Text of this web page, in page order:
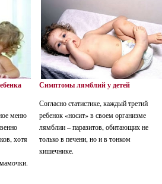
меню
хотя
Симптомы лямблий у детей
Согласно статистике, каждый третий
ребенок «носит» в своем организме
лямблии – паразитов, обитающих не
только в печени, но и в тонком
кишечнике.